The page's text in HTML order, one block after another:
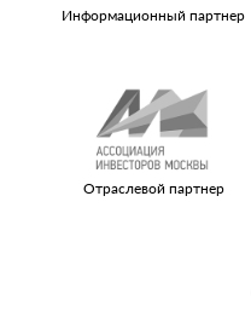
Информационный партнер
Отраслевой партнер